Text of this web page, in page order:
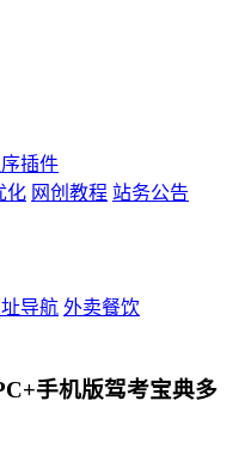
插件
化 网创教程 站务公告
址导航 外卖餐饮
手机版驾考宝典多